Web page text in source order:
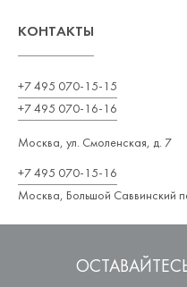
КОНТАКТЫ
+7 495 070-15-15
+7 495 070-16-16
Москва, ул. Смоленская, д. 7
+7 495 070-15-16
Москва, Большой Саввинский